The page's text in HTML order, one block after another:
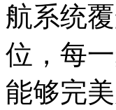
航系统
位，每
能够完